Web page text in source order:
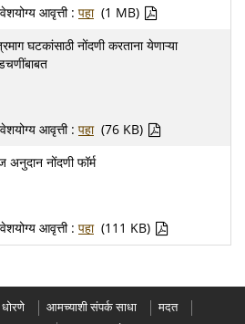
आवृत्ती : पहा (1 MB)
घटकांसाठी नोंदणी करताना येणाऱ्या
आवृत्ती : पहा (76 KB)
अनुदान नोंदणी फॉर्म
आवृत्ती : पहा (111 KB)
आमच्याशी संपर्क साधा
मदत